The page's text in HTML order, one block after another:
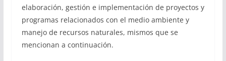
elaboración, gestión e implementación de proyectos y
programas relacionados con el medio ambiente y
manejo de recursos naturales, mismos que se
mencionan a continuación.